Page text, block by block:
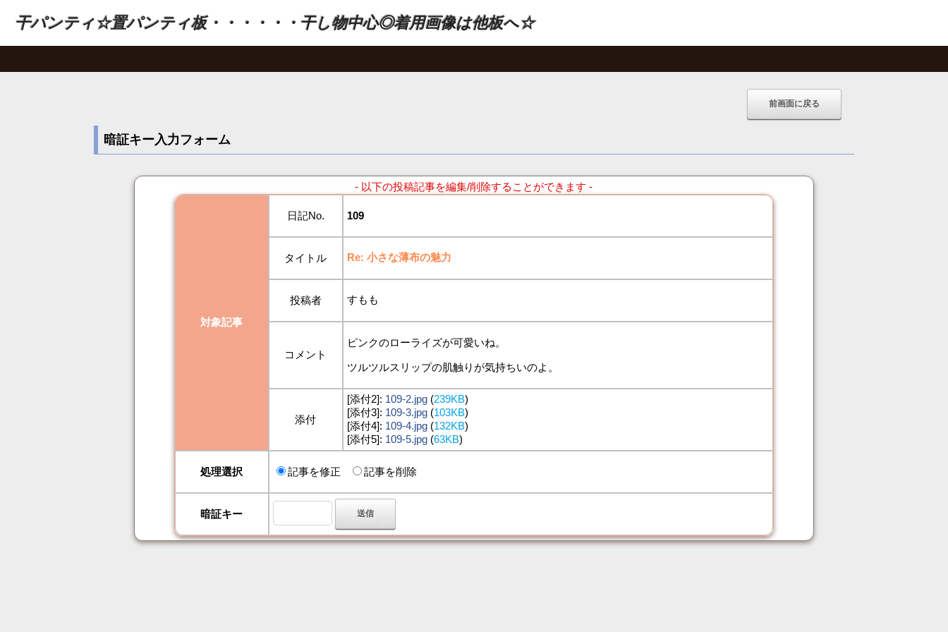
干パンティ☆置パンティ板・・・・・・干し物中心◎着用画像は他板へ☆
暗証キー入力フォーム
- 以下の投稿記事を編集/削除することができます -
対象記事
日記No. 109
タイトル Re: 小さな薄布の魅力
投稿者 すもも
コメント
ピンクのローライズが可愛いね。
ツルツルスリップの肌触りが気持ちいのよ。
添付
[添付2]: 109-2.jpg(239KB)
[添付3]: 109-3.jpg(103KB)
[添付4]: 109-4.jpg(132KB)
[添付5]: 109-5.jpg(63KB)
処理選択 記事を修正 記事を削除
暗証キー